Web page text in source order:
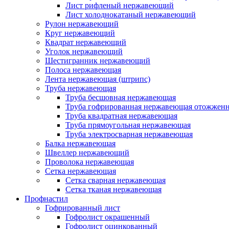
Лист рифленый нержавеющий
Лист холоднокатаный нержавеющий
Рулон нержавеющий
Круг нержавеющий
Квадрат нержавеющий
Уголок нержавеющий
Шестигранник нержавеющий
Полоса нержавеющая
Лента нержавеющая (штрипс)
Труба нержавеющая
Труба бесшовная нержавеющая
Труба гофрированная нержавеющая
Труба квадратная нержавеющая
Труба прямоугольная нержавеющая
Труба электросварная нержавеющая
Балка нержавеющая
Швеллер нержавеющий
Проволока нержавеющая
Сетка нержавеющая
Сетка сварная нержавеющая
Сетка тканая нержавеющая
Профнастил
Гофрированный лист
Гофролист окрашенный
Гофролист оцинкованный